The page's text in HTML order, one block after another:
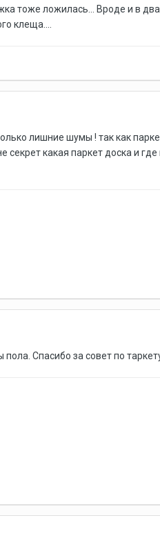
тоже ложилась... Вроде и в
клеща....
лишние шумы ! так как
какая паркет доска и
Спасибо за совет по